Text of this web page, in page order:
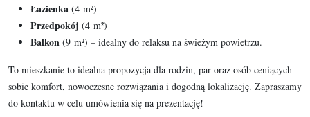
Łazienka (4 m²)
Przedpokój (4 m²)
Balkon (9 m²) – idealny do relaksu na świeżym powietrzu.
To mieszkanie to idealna propozycja dla rodzin, par oraz osób ceniących
sobie komfort, nowoczesne rozwiązania i dogodną lokalizację. Zapraszamy
do kontaktu w celu umówienia się na prezentację!